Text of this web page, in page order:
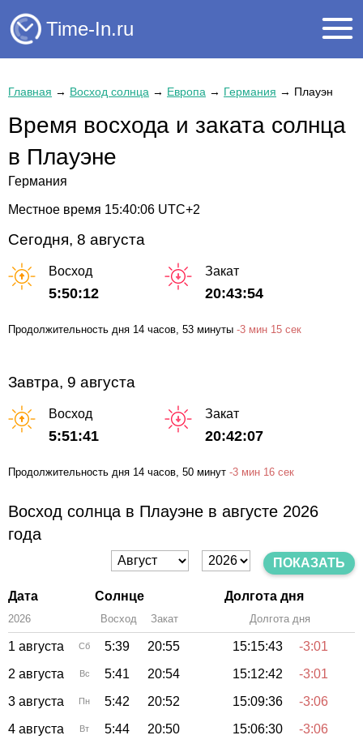
Time-In.ru
Главная → Восход солнца → Европа → Германия → Плауэн
Время восхода и заката солнца
в Плауэне
Германия
Местное время 15:40:07 UTC+2
Сегодня, 8 августа
Восход
5:50:12
Закат
20:43:54
Продолжительность дня 14 часов , 53 минуты -3 мин 15 сек
Завтра, 9 августа
Восход
5:51:41
Закат
20:42:07
Продолжительность дня 14 часов, 50 минут -3 мин 16 сек
Восход солнца в Плауэне в августе 2026
года
ПОКАЗАТЬ
Дата Солнце Долгота дня
2026 Восход Закат Долгота дня
1 августа Сб 5:39 20:55 15:15:43
-3:01
2 августа
Вс 5:41 20:54 15:12:42
-3:01
3 августа
Пн 5:42 20:52 15:09:36
-3:06
4 августа
Вт 5:44 20:50 15:06:30
-3:06